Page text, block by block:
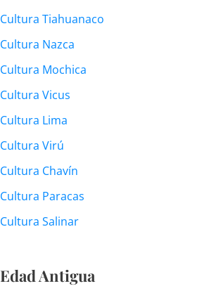
Cultura Tiahuanaco
Cultura Nazca
Cultura Mochica
Cultura Vicus
Cultura Lima
Cultura Virú
Cultura Chavín
Cultura Paracas
Cultura Salinar
Edad Antigua